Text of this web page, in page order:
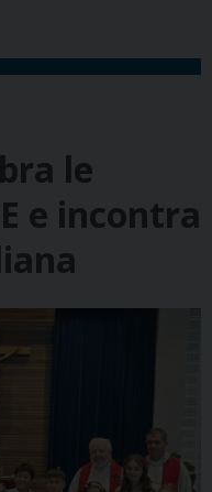
le
e incontra